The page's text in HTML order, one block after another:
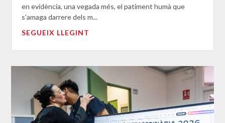
en evidència, una vegada més, el patiment humà que
s'amaga darrere dels m...
SEGUEIX LLEGINT